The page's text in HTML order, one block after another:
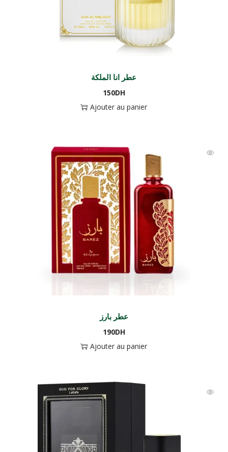
عطر انا الملكة
150DH
Ajouter au panier
عطر بارز
190DH
Ajouter au panier